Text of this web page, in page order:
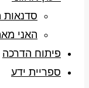
סדנאות
האני
פיתוח הדרכה
ספריית ידע